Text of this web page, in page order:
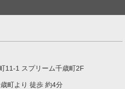
11-1 スプリーム千歳町2F
町より 徒歩 約4分